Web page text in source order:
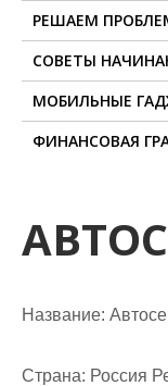
РЕШАЕМ
СОВЕТЫ
МОБИЛЬНЫЕ
ФИНАНСОВАЯ
Название:
Страна: Россия